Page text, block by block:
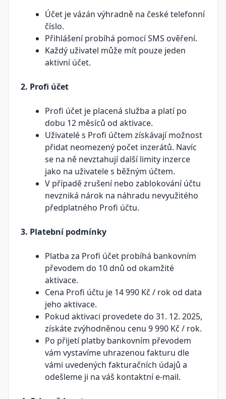
Účet je vázán výhradně na české telefonní
číslo.
Přihlášení probíhá pomocí SMS ověření.
Každý uživatel může mít pouze jeden
aktivní účet.
2. Profi účet
Profi účet je placená služba a platí po
dobu 12 měsíců od aktivace.
Uživatelé s Profi účtem získávají možnost
přidat neomezený počet inzerátů. Navíc
se na ně nevztahují další limity inzerce
jako na uživatele s běžným účtem.
V případě zrušení nebo zablokování účtu
nevzniká nárok na náhradu nevyužitého
předplatného Profi účtu.
3. Platební podmínky
Platba za Profi účet probíhá bankovním
převodem do 10 dnů od okamžité
aktivace.
Cena Profi účtu je 14 990 Kč / rok od data
jeho aktivace.
Pokud aktivaci provedete do 31. 12. 2025,
získáte zvýhodněnou cenu 9 990 Kč / rok.
Po přijetí platby bankovním převodem
vám vystavíme uhrazenou fakturu dle
vámi uvedených fakturačních údajů a
odešleme ji na váš kontaktní e-mail.